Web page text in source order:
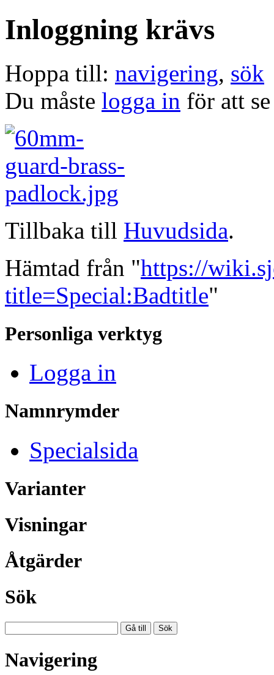
Inloggning krävs
Hoppa till: navigering, sök
Du måste logga in för att
Tillbaka till Huvudsida.
Hämtad från "https://
title=Special:Badtitle"
Personliga verktyg
Logga in
Namnrymder
Specialsida
Varianter
Visningar
Åtgärder
Sök
Navigering